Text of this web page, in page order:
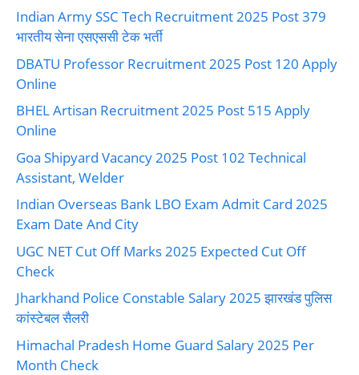
Indian Army SSC Tech Recruitment 2025 Post 379
भारतीय सेना एसएससी टेक भर्ती
DBATU Professor Recruitment 2025 Post 120 Apply
Online
BHEL Artisan Recruitment 2025 Post 515 Apply
Online
Goa Shipyard Vacancy 2025 Post 102 Technical
Assistant, Welder
Indian Overseas Bank LBO Exam Admit Card 2025
Exam Date And City
UGC NET Cut Off Marks 2025 Expected Cut Off
Check
Jharkhand Police Constable Salary 2025 झारखंड पुलिस
कांस्टेबल सैलरी
Himachal Pradesh Home Guard Salary 2025 Per
Month Check